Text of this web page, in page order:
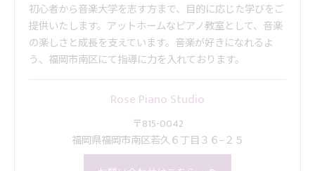
初心者から音楽大学を志す方まで、目的に応じた学びをご
提供いたします。アットホームなピアノ教室として、音楽
の楽しさと成長を支えています。音楽が好きになれるよ
う、福岡市南区にて指導に力を入れております。
Rose Piano Studio
〒815-0042
福岡県福岡市南区若久６丁目３６−２５